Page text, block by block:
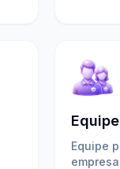
Equipe